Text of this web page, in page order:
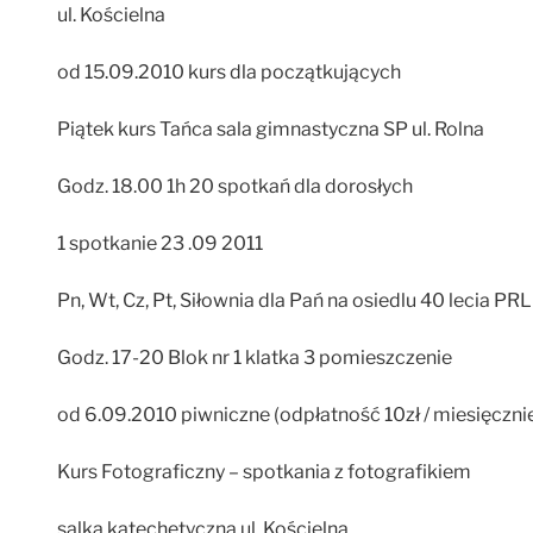
ul. Kościelna
od 15.09.2010 kurs dla początkujących
Piątek kurs Tańca sala gimnastyczna SP ul. Rolna
Godz. 18.00 1h 20 spotkań dla dorosłych
1 spotkanie 23 .09 2011
Pn, Wt, Cz, Pt, Siłownia dla Pań na osiedlu 40 lecia PRL
Godz. 17-20 Blok nr 1 klatka 3 pomieszczenie
od 6.09.2010 piwniczne (odpłatność 10zł /
Kurs Fotograficzny – spotkania z fotografikiem